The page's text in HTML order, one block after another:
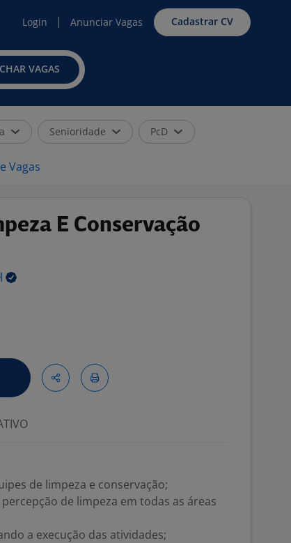
Login Anunciar Vagas Cadastrar CV
VAGAS
Senioridade PcD
Vagas
E Conservação
de limpeza e conservação;
de limpeza em todas as áreas
a execução das atividades;